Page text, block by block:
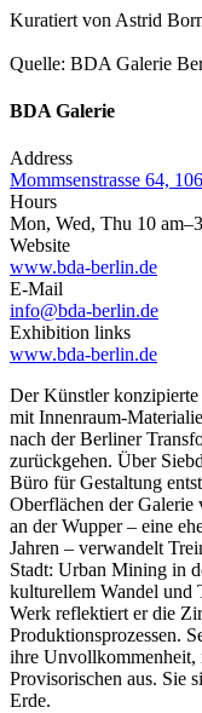
Kuratiert von Astrid
Quelle: BDA Galerie
BDA Galerie
Address
Mommsenstrasse 64,
Hours
Mon, Wed, Thu 10
Website
www.bda-berlin.de
E-Mail
info@bda-berlin.de
Exhibition links
www.bda-berlin.de
Der Künstler
mit Innenraum-
nach der Berliner
zurückgehen. Über
Büro für Gestaltung
Oberflächen der Galerie
an der Wupper – eine
Jahren – verwandelt
Stadt: Urban Mining in
kulturellem Wandel und
Werk reflektiert er die
Produktionsprozessen.
ihre Unvollkommenheit,
Provisorischen aus. Sie
Erde.